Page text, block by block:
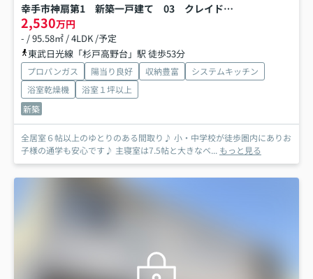
幸手市神扇第1 新築一戸建て 03 クレイドルガーデン
2,530万円
- / 95.58㎡ / 4LDK /予定
東武日光線「杉戸高野台」駅 徒歩53分
プロパンガス 陽当り良好 収納豊富
システムキッチン
浴室乾燥機
浴室１坪以上
新築
全居室６帖以上のゆとりのある間取り♪ 小・中学校が徒歩圏内にありお
子様の通学も安心です♪ 主寝室は7.5帖と大きなベ... もっと見る